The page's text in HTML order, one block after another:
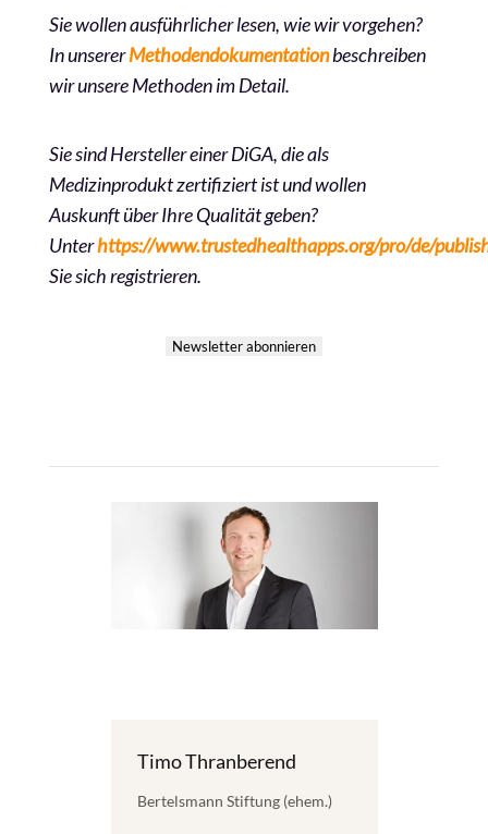
Sie wollen ausführlicher lesen, wie wir vorgehen?
In unsererMethodendokumentationbeschreiben
wir unsere Methoden im Detail.
Sie sind Hersteller einer DiGA, die als
Medizinprodukt zertifiziert ist und wollen
Auskunft über Ihre Qualität geben?
Unterhttps://www.trustedhealthapps.org/pro/de/
Sie sich registrieren.
Newsletter abonnieren
Timo Thranberend
Bertelsmann Stiftung (ehem.)